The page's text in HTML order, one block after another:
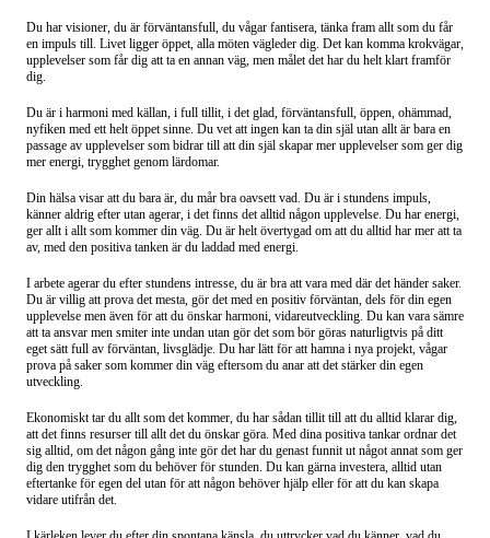
Du har visioner, du är förväntansfull, du vågar fantisera, tänka fram allt som du får
en impuls till. Livet ligger öppet, alla möten vägleder dig. Det kan komma krokvägar,
upplevelser som får dig att ta en annan väg, men målet det har du helt klart framför
dig.
Du är i harmoni med källan, i full tillit, i det glad, förväntansfull, öppen, ohämmad,
nyfiken med ett helt öppet sinne. Du vet att ingen kan ta din själ utan allt är bara en
passage av upplevelser som bidrar till att din själ skapar mer upplevelser som ger dig
mer energi, trygghet genom lärdomar.
Din hälsa visar att du bara är, du mår bra oavsett vad. Du är i stundens impuls,
känner aldrig efter utan agerar, i det finns det alltid någon upplevelse. Du har energi,
ger allt i allt som kommer din väg. Du är helt övertygad om att du alltid har mer att ta
av, med den positiva tanken är du laddad med energi.
I arbete agerar du efter stundens intresse, du är bra att vara med där det händer saker.
Du är villig att prova det mesta, gör det med en positiv förväntan, dels för din egen
upplevelse men även för att du önskar harmoni, vidareutveckling. Du kan vara sämre
att ta ansvar men smiter inte undan utan gör det som bör göras naturligtvis på ditt
eget sätt full av förväntan, livsglädje. Du har lätt för att hamna i nya projekt, vågar
prova på saker som kommer din väg eftersom du anar att det stärker din egen
utveckling.
Ekonomiskt tar du allt som det kommer, du har sådan tillit till att du alltid klarar dig,
att det finns resurser till allt det du önskar göra. Med dina positiva tankar ordnar det
sig alltid, om det någon gång inte gör det har du genast funnit ut något annat som ger
dig den trygghet som du behöver för stunden. Du kan gärna investera, alltid utan
eftertanke för egen del utan för att någon behöver hjälp eller för att du kan skapa
vidare utifrån det.